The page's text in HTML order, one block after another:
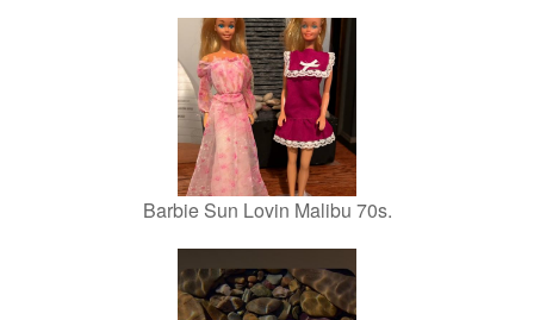
Barbie Sun Lovin Malibu 70s.